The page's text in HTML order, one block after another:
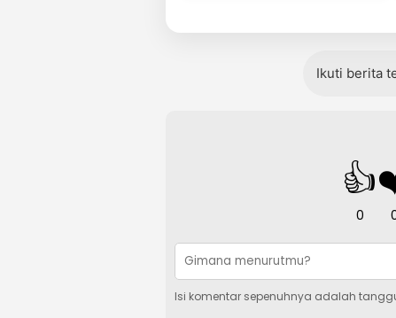
Ikuti berita
👍
0
Isi komentar sepenuhnya adalah